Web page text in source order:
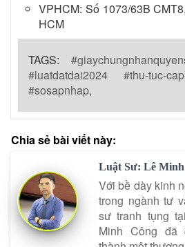
VPHCM: Số 1073/63B
HCM
TAGS:
#luatdatdai2024 #thu-tuc-
#sosapnhap,
Chia sẻ bài viết này:
Luật Sư: Lê
Với bề dày kinh
trong ngành tư
sư tranh tụng
Minh Công đã